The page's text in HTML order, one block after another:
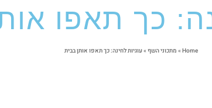
כך תאפו
Home
» מתכוני השף »עוגיות לחינה: כך תאפו אותן בבית